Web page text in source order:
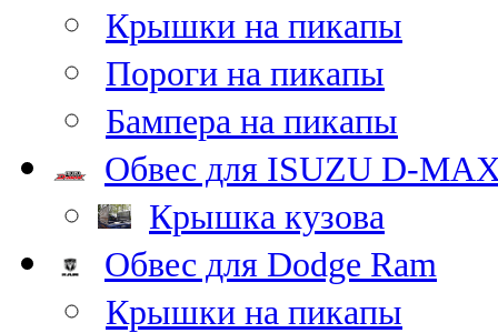
Крышки на пикапы
Пороги на пикапы
Бампера на пикапы
Обвес для ISUZU D-
Крышка кузова
Обвес для Dodge Ram
Крышки на пикапы